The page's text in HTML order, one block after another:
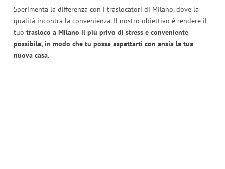
Sperimenta la differenza con i traslocatori di Milano, dove la
qualità incontra la convenienza. Il nostro obiettivo è rendere il
tuo trasloco a Milano il più privo di stress e conveniente
possibile, in modo che tu possa aspettarti con ansia la tua
nuova casa.